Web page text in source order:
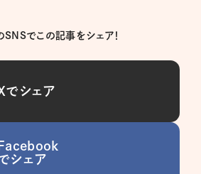
SNSでこの記事をシェア！
でシェア
Facebook
シェア